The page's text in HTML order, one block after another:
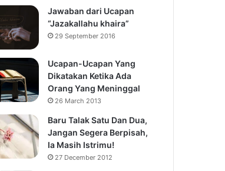
Jawaban dari Ucapan
“Jazakallahu khaira”
29 September 2016
Ucapan-Ucapan Yang
Dikatakan Ketika Ada
Orang Yang Meninggal
26 March 2013
Baru Talak Satu Dan Dua,
Jangan Segera Berpisah,
Ia Masih Istrimu!
27 December 2012